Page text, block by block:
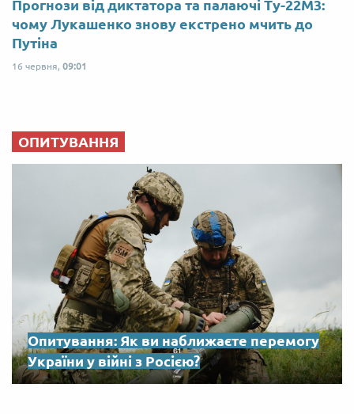
Прогнози від диктатора та палаючі Ту-22М3:
чому Лукашенко знову екстрено мчить до
Путіна
16 червня, 09:01
ОПИТУВАННЯ
Опитування: Як ви наближаєте перемогу
України у війні з Росією?